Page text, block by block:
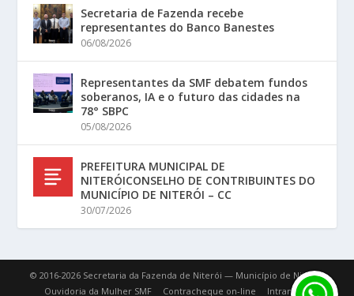
Secretaria de Fazenda recebe
representantes do Banco Banestes
06/08/2026
Representantes da SMF debatem fundos
soberanos, IA e o futuro das cidades na
78° SBPC
05/08/2026
PREFEITURA MUNICIPAL DE
NITERÓICONSELHO DE CONTRIBUINTES DO
MUNICÍPIO DE NITERÓI – CC
30/07/2026
© 2016-2026 Secretaria da Fazenda de Niterói — Município de Niterói.
Ouvidoria da Mulher SMF
Contracheque on-line Intranet